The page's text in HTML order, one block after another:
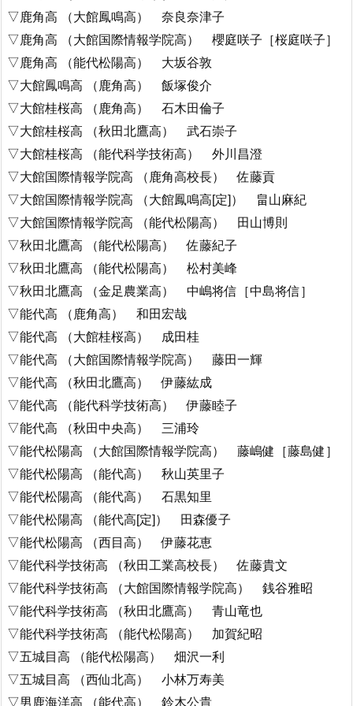
▽鹿角高 （大館鳳鳴高） 奈良奈津子
▽鹿角高 （大館国際情報学院高） 櫻庭咲子［桜庭咲子］
▽鹿角高 （能代松陽高） 大坂谷敦
▽大館鳳鳴高 （鹿角高） 飯塚俊介
▽大館桂桜高 （鹿角高） 石木田倫子
▽大館桂桜高 （秋田北鷹高） 武石崇子
▽大館桂桜高 （能代科学技術高） 外川昌澄
▽大館国際情報学院高 （鹿角高校長） 佐藤貢
▽大館国際情報学院高 （大館鳳鳴高[定]） 畠山麻紀
▽大館国際情報学院高 （能代松陽高） 田山博則
▽秋田北鷹高 （能代松陽高） 佐藤紀子
▽秋田北鷹高 （能代松陽高） 松村美峰
▽秋田北鷹高 （金足農業高） 中嶋将信［中島将信］
▽能代高 （鹿角高） 和田宏哉
▽能代高 （大館桂桜高） 成田桂
▽能代高 （大館国際情報学院高） 藤田一輝
▽能代高 （秋田北鷹高） 伊藤紘成
▽能代高 （能代科学技術高） 伊藤睦子
▽能代高 （秋田中央高） 三浦玲
▽能代松陽高 （大館国際情報学院高） 藤嶋健［藤島健］
▽能代松陽高 （能代高） 秋山英里子
▽能代松陽高 （能代高） 石黒知里
▽能代松陽高 （能代高[定]） 田森優子
▽能代松陽高 （西目高） 伊藤花恵
▽能代科学技術高 （秋田工業高校長） 佐藤貴文
▽能代科学技術高 （大館国際情報学院高） 銭谷雅昭
▽能代科学技術高 （秋田北鷹高） 青山竜也
▽能代科学技術高 （能代松陽高） 加賀紀昭
▽五城目高 （能代松陽高） 畑沢一利
▽五城目高 （西仙北高） 小林万寿美
▽男鹿海洋高 （能代高） 鈴木公貴